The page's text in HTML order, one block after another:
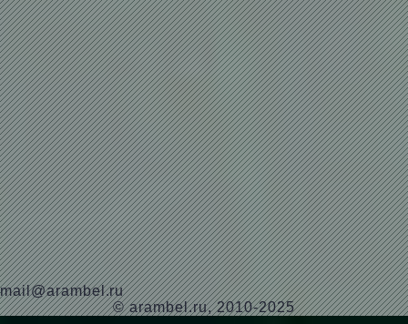
mail@arambel.ru
© arambel.ru, 2010-2025